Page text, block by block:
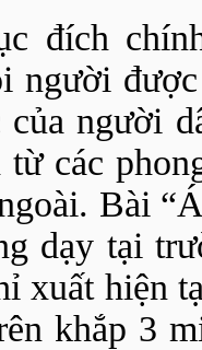
đích
người
người
các
Bài
dạy tại
xuất hiện
khắp 3